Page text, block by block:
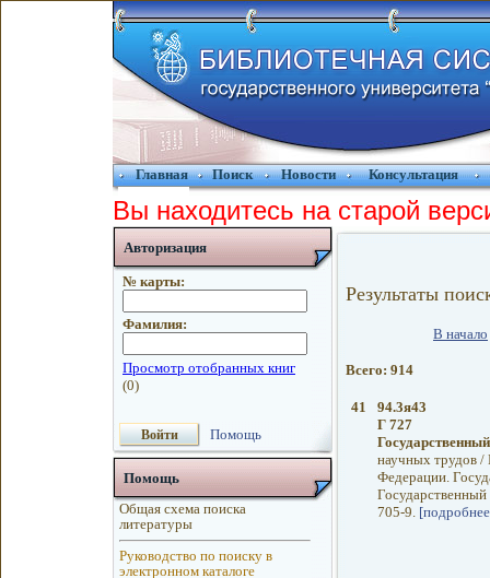
Главная Поиск Новости Консультация
Вы находитесь на старой
Авторизация
№ карты:
Фамилия:
Помощь
Помощь
Общая схема поиска
литературы
Руководство по поиску в
электронном каталоге
Результаты
В начало
Всего: 914
41
94.3я43
Г 727
научных трудов /
Федерации.
705-9.